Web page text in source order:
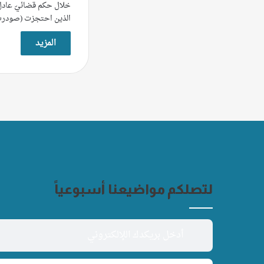
خلال حكم قضائيّ
الذين احتجزت
المزيد
لتصلكم مواضيعنا أسبوعياً